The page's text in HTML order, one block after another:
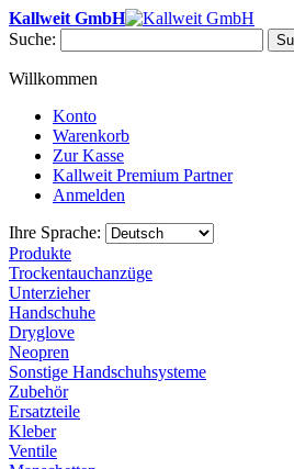
Kallweit GmbH
Suche:
Willkommen
Konto
Warenkorb
Zur Kasse
Kallweit Premium Partner
Anmelden
Ihre Sprache:
Produkte
Trockentauchanzüge
Unterzieher
Handschuhe
Dryglove
Neopren
Sonstige Handschuhsysteme
Zubehör
Ersatzteile
Kleber
Ventile